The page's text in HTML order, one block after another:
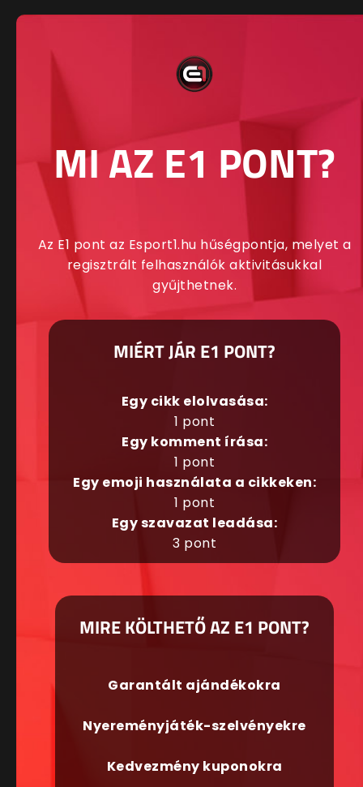
MI AZ E1 PONT?
Az E1 pont az Esport1.hu hűségpontja, melyet a
regisztrált felhasználók aktivitásukkal
gyűjthetnek.
MIÉRT JÁR E1 PONT?
Egy cikk elolvasása:
1 pont
Egy komment írása:
1 pont
Egy emoji használata a cikkeken:
1 pont
Egy szavazat leadása:
3 pont
MIRE KÖLTHETŐ AZ E1 PONT?
Garantált ajándékokra
Nyereményjáték-szelvényekre
Kedvezmény kuponokra